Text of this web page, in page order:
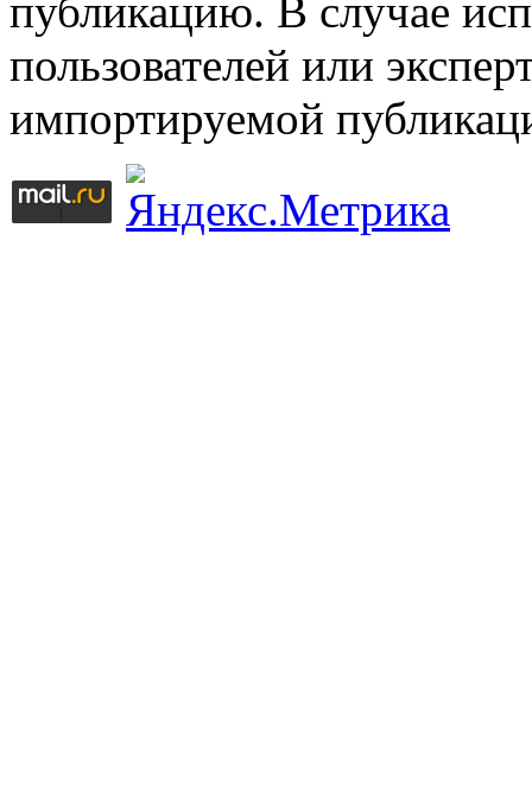
публикацию. В случае
пользователей или
импортируемой